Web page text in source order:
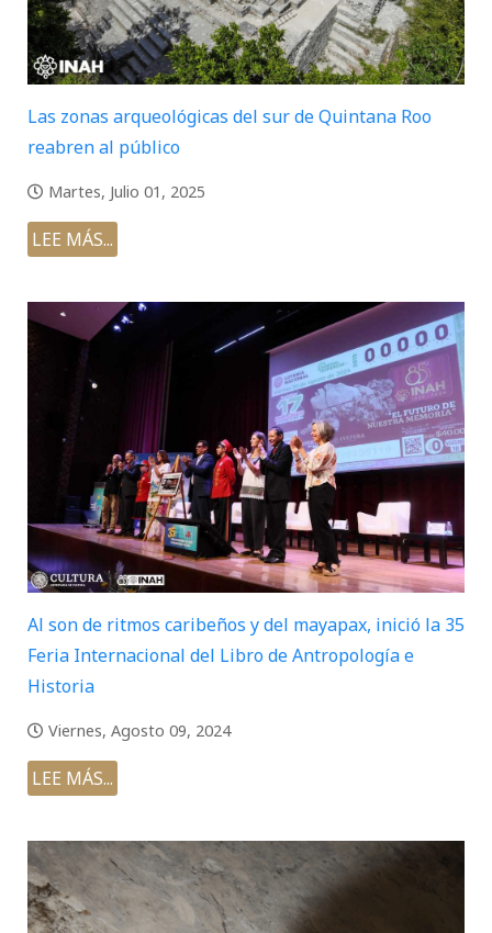
Las zonas arqueológicas del sur de Quintana Roo
reabren al público
Martes, Julio 01, 2025
LEE MÁS...
Al son de ritmos caribeños y del mayapax, inició la 35
Feria Internacional del Libro de Antropología e
Historia
Viernes, Agosto 09, 2024
LEE MÁS...